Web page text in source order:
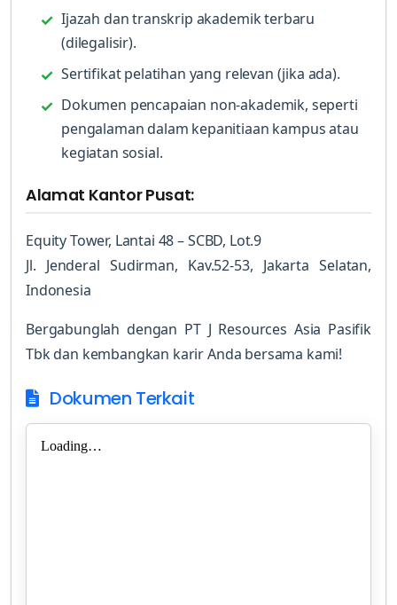
Ijazah dan transkrip akademik terbaru
(dilegalisir).
Sertifikat pelatihan yang relevan (jika ada).
Dokumen pencapaian non-akademik, seperti
pengalaman dalam kepanitiaan kampus atau
kegiatan sosial.
Alamat Kantor Pusat:
Equity Tower, Lantai 48 – SCBD, Lot.9
Jl. Jenderal Sudirman, Kav.52-53, Jakarta Selatan,
Indonesia
Bergabunglah dengan PT J Resources Asia Pasifik
Tbk dan kembangkan karir Anda bersama kami!
Dokumen Terkait